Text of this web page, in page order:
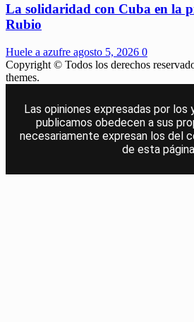
La solidaridad con Cuba en la
Rubio
Huele a azufre agosto 5, 2026 0
Copyright © Todos los derechos
themes.
Las opiniones expresadas por los
publicamos obedecen a sus
necesariamente expresan los del
de esta página